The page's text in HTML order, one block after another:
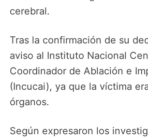
cerebral.
Tras la confirmación de su
aviso al Instituto Nacional
Coordinador de Ablación e
(Incucai), ya que la víctima
órganos.
Según expresaron los